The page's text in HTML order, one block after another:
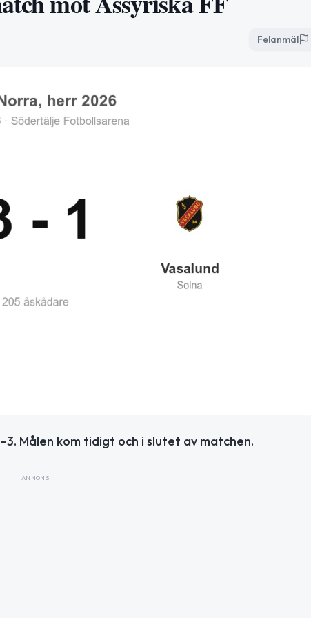
Felanmäl
Målen kom tidigt och i slutet av matchen.
ANNONS